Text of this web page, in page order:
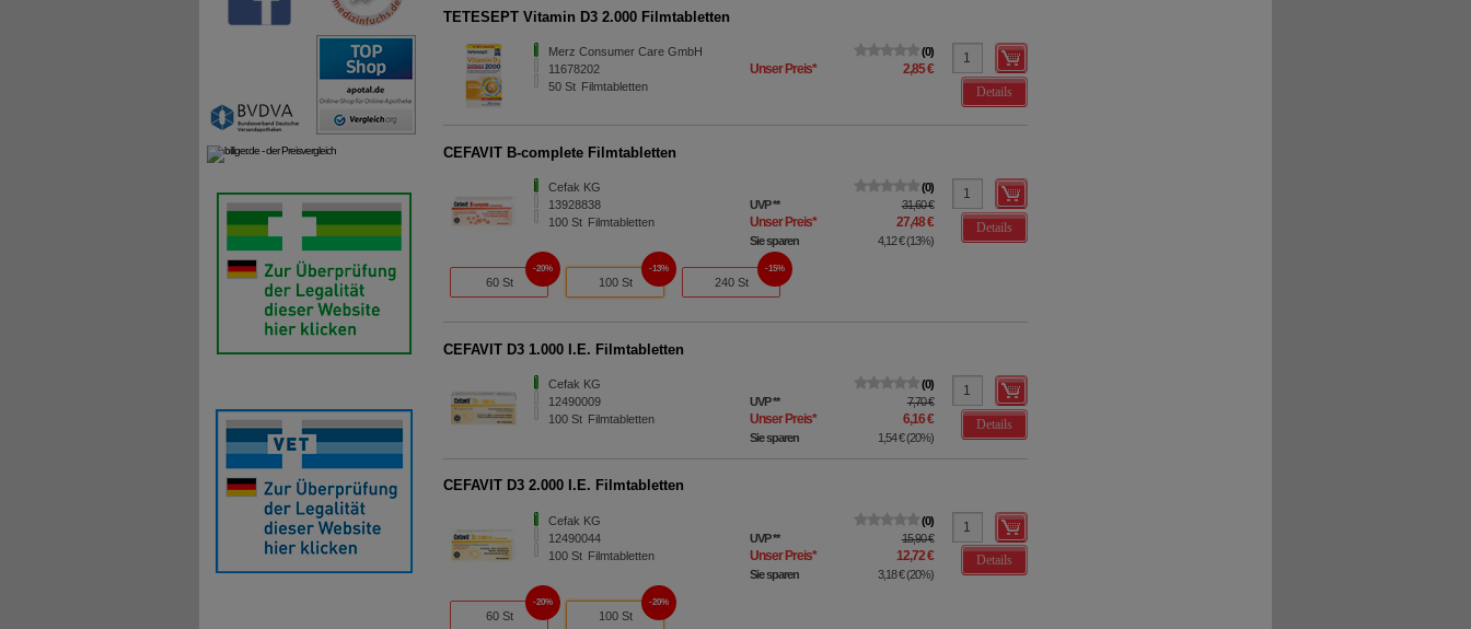
TETESEPT Vitamin D3 2.000 Filmtabletten
Merz Consumer Care GmbH
11678202
50St Filmtabletten
0
Unser Preis*
2,85 €
Details
CEFAVIT B-complete Filmtabletten
Cefak KG
13928838
100St Filmtabletten
0
UVP** 31,60 €
Unser Preis* 27,48 €
Sie sparen 4,12 €(13%)
Details
60 St
20%
100 St
13%
240 St
15%
CEFAVIT D3 1.000 I.E. Filmtabletten
Cefak KG
12490009
100St Filmtabletten
0
UVP** 7,70 €
Unser Preis* 6,16 €
Sie sparen 1,54 €(20%)
Details
CEFAVIT D3 2.000 I.E. Filmtabletten
Cefak KG
12490044
100St Filmtabletten
0
UVP** 15,90 €
Unser Preis* 12,72 €
Sie sparen 3,18 €(20%)
Details
60 St
20%
100 St
20%